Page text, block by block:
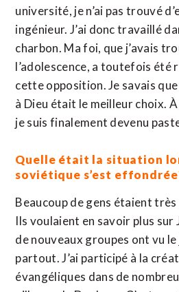
université, je n’ai pas trouvé
ingénieur. J’ai donc travaillé
charbon. Ma foi, que j’avais
l’adolescence, a toutefois été
cette opposition. Je savais
à Dieu était le meilleur choix.
je suis finalement devenu
Quelle était la situation
soviétique s’est
Beaucoup de gens étaient
Ils voulaient en savoir plus sur
de nouveaux groupes ont vu le
partout. J’ai participé à la
évangéliques dans de